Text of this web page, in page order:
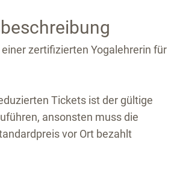
zertifizierten Yogalehrerin für
Tickets ist der gültige
ansonsten muss die
vor Ort bezahlt